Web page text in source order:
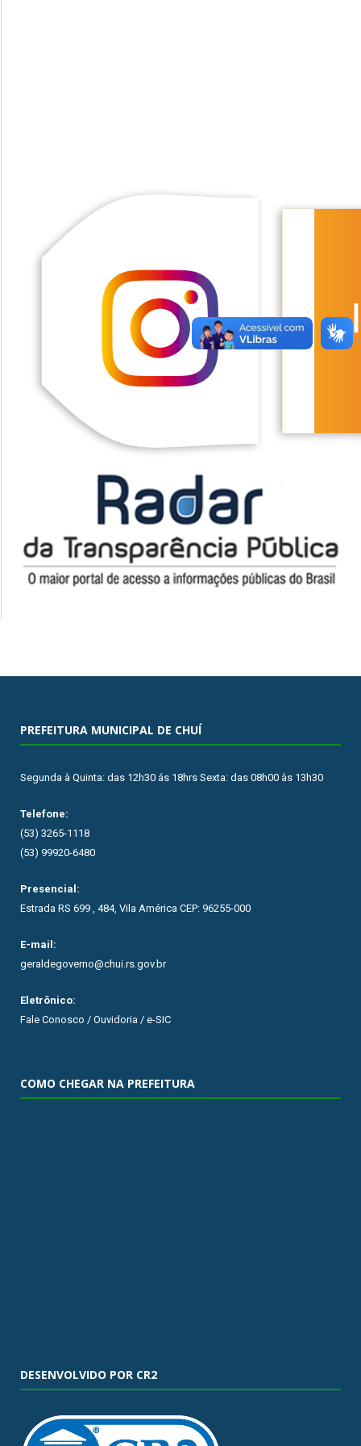
PREFEITURA MUNICIPAL DE CHUÍ
Segunda à Quinta: das 12h30 ás 18hrs Sexta: das 08h00 às 13h30
Telefone:
(53) 3265-1118
(53) 99920-6480
Presencial:
Estrada RS 699 , 484, Vila América CEP: 96255-000
E-mail:
geraldegoverno@chui.rs.gov.br
Eletrônico:
Fale Conosco / Ouvidoria / e-SIC
COMO CHEGAR NA PREFEITURA
DESENVOLVIDO POR CR2